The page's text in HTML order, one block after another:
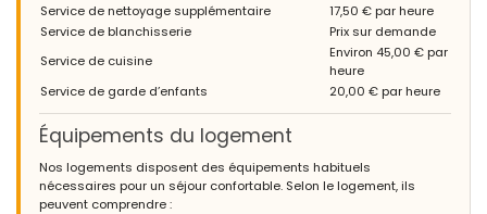
Service de nettoyage supplémentaire
17,50 € par heure
Service de blanchisserie
Prix sur demande
Service de cuisine
Environ 45,00 € par
heure
Service de garde d’enfants
20,00 € par heure
Équipements du logement
Nos logements disposent des équipements habituels
nécessaires pour un séjour confortable. Selon le logement, ils
peuvent comprendre :